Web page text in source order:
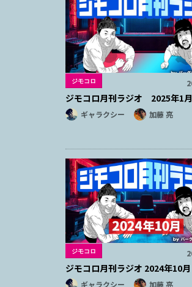
ジモコロ
ジモコロ月刊ラジオ 2025年1月
ギャラクシー 加藤 亮
ジモコロ
ジモコロ月刊ラジオ 2024年10月
ギャラクシー 加藤 亮